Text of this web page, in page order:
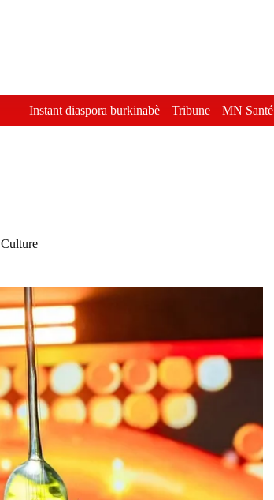
Instant diaspora burkinabè Tribune MN Santé
Culture